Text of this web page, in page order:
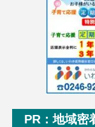
PR：地域密